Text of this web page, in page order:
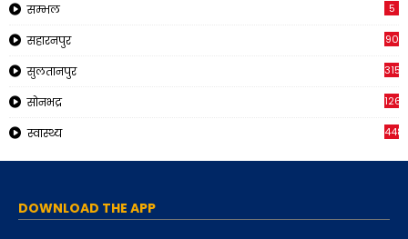
सम्भल 5
सहारनपुर 90
सुलतानपुर 315
सोनभद्र 1265
स्वास्थ्य 448
DOWNLOAD THE APP